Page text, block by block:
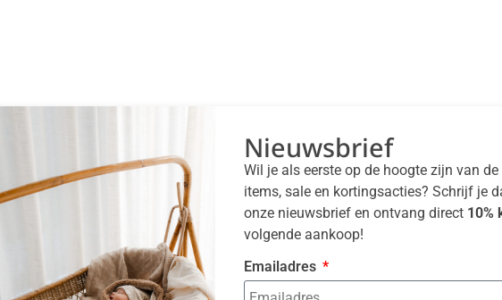
Nieuwsbrief
Wil je als eerste op de hoogte zijn van
items, sale en kortingsacties? Schrijf je
onze nieuwsbrief en ontvang direct 10%
volgende aankoop!
Emailadres